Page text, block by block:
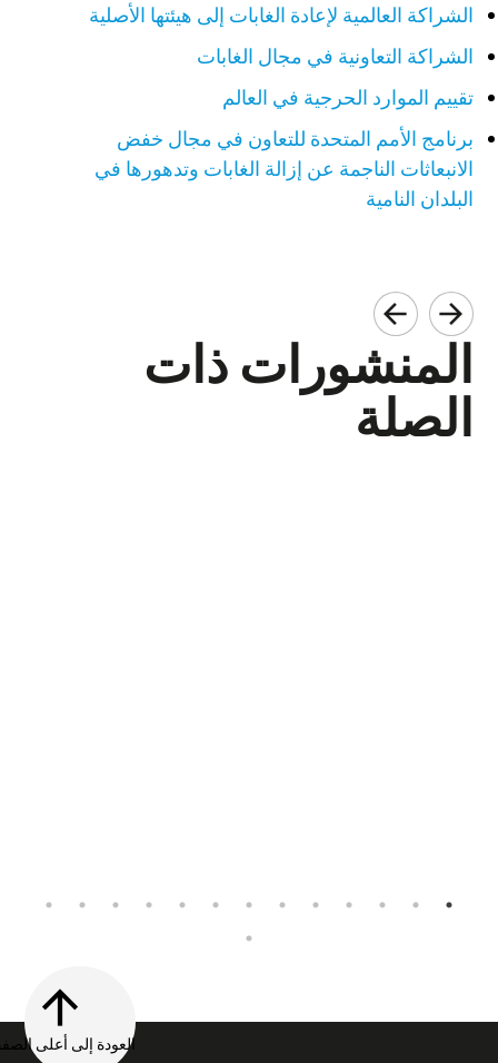
الشراكة العالمية لإعادة الغابات إلى هيئتها الأصلية
الشراكة التعاونية في مجال الغابات
تقييم الموارد الحرجية في العالم
برنامج الأمم المتحدة للتعاون في مجال خفض
الانبعاثات الناجمة عن إزالة الغابات وتدهورها في
البلدان النامية
المنشورات ذات
الصلة
العودة إلى أعلى الصفحة